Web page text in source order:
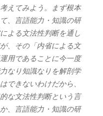
えてみよう。まず根本
、言語能力・知識の研
よる文法性判断を通し
、その「内省による文
用であることに今一度
なり知識なりを解剖学
できないわけだから、
な文法性判断という言
、言語能力・知識の研